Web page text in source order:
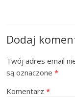
Dodaj
Twój adres email
są oznaczone*
Komentarz*